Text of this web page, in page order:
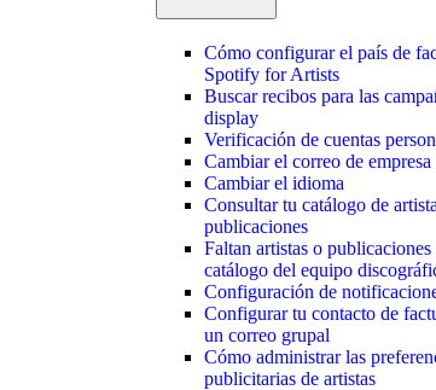
Cómo configurar el país de
Spotify for Artists
Buscar recibos para las
display
Verificación de cuentas
Cambiar el correo de empresa
Cambiar el idioma
Consultar tu catálogo de
publicaciones
Faltan artistas o publicaciones
catálogo del equipo
Configuración de
Configurar tu contacto de
un correo grupal
Cómo administrar las
publicitarias de artistas